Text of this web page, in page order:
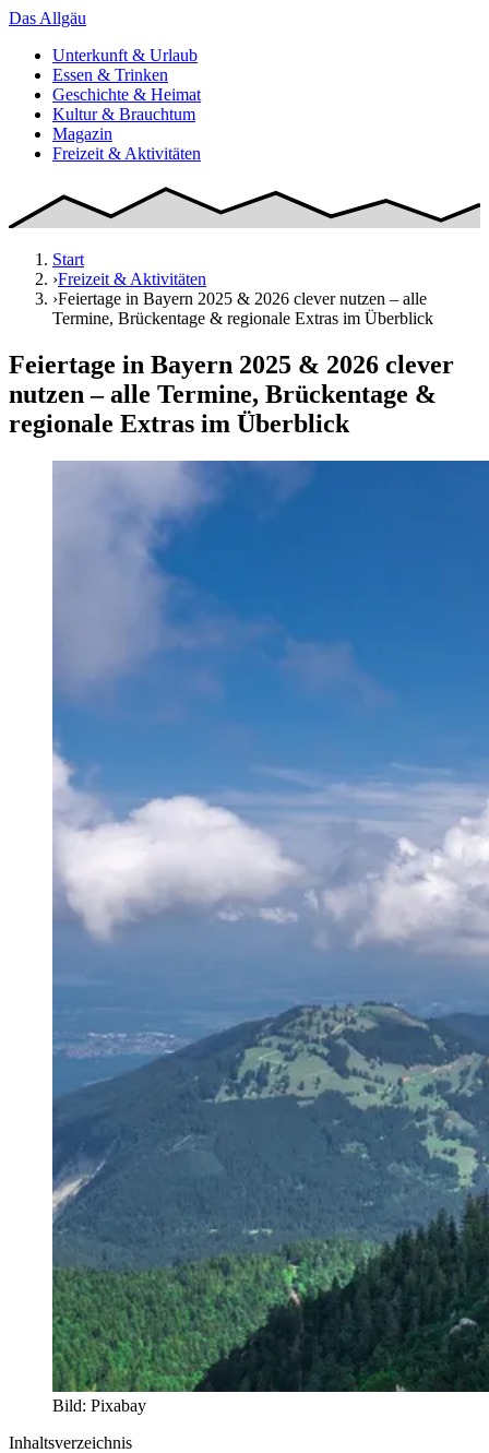
Das Allgäu
Unterkunft & Urlaub
Essen & Trinken
Geschichte & Heimat
Kultur & Brauchtum
Magazin
Freizeit & Aktivitäten
Start
›Freizeit & Aktivitäten
›Feiertage in Bayern 2025 & 2026 clever nutzen – alle
Termine, Brückentage & regionale Extras im Überblick
Feiertage in Bayern 2025 & 2026 clever
nutzen – alle Termine, Brückentage &
regionale Extras im Überblick
Bild: Pixabay
Inhaltsverzeichnis